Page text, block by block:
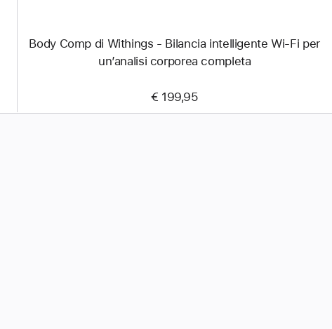
completa
Body Comp di Withings - Bilancia intelligente Wi-Fi per
un’analisi corporea completa
€ 199,95